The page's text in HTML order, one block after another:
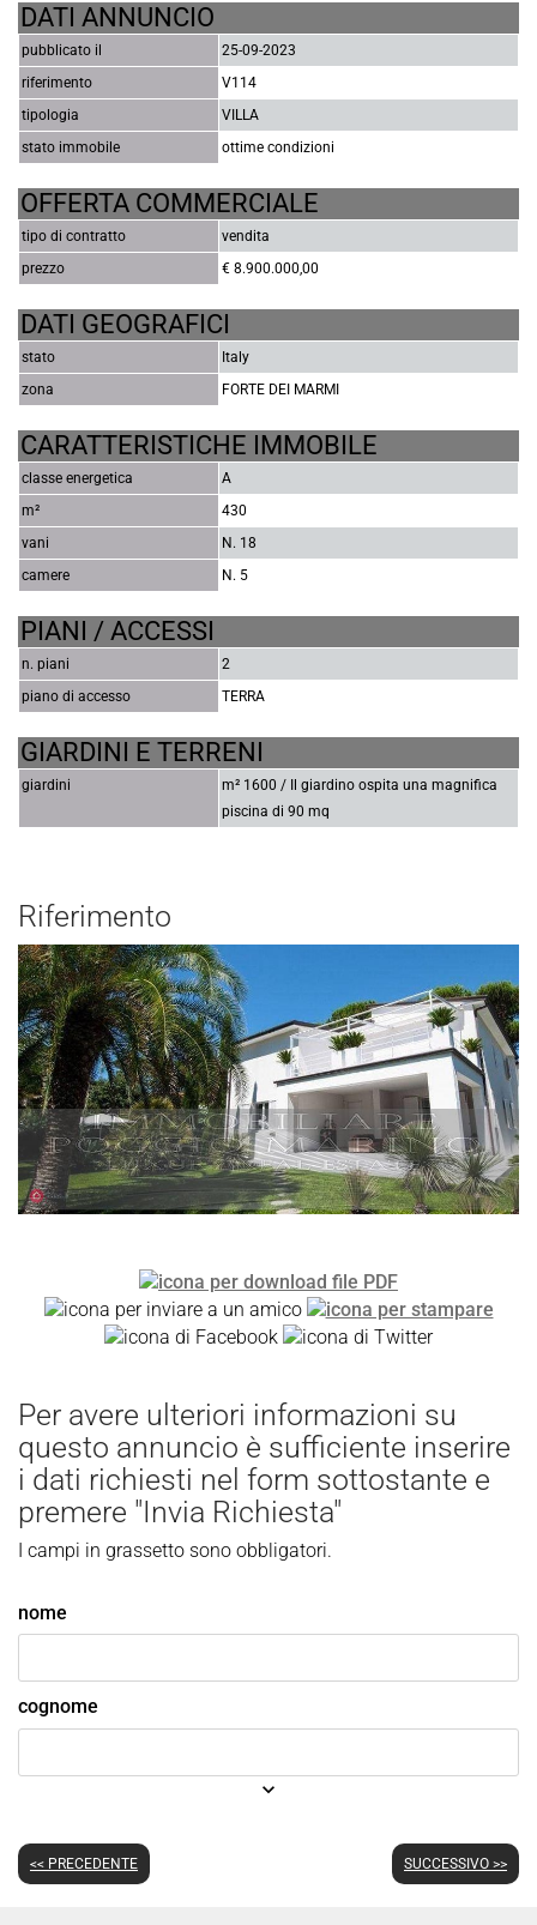
DATI ANNUNCIO
pubblicato il
25-09-2023
riferimento
V114
tipologia
VILLA
stato immobile
ottime condizioni
OFFERTA COMMERCIALE
tipo di contratto
vendita
prezzo
€ 8.900.000,00
DATI GEOGRAFICI
stato
Italy
zona
FORTE DEI MARMI
CARATTERISTICHE IMMOBILE
classe energetica
A
m²
430
vani
N. 18
camere
N. 5
PIANI / ACCESSI
n. piani
2
piano di accesso
TERRA
GIARDINI E TERRENI
giardini
m² 1600 / Il giardino ospita una magnifica
piscina di 90 mq
Riferimento
Per avere ulteriori informazioni su
questo annuncio è sufficiente inserire
i dati richiesti nel form sottostante e
premere "Invia Richiesta"
I campi in grassetto sono obbligatori.
nome
cognome
keyboard_arrow_down
<< PRECEDENTE SUCCESSIVO >>